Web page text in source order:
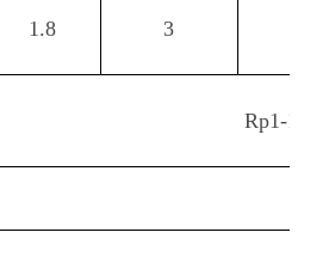
1.8 3
Rp1-1/4